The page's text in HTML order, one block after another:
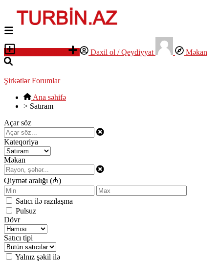
Daxil ol / Qeydiyyat Məkan
Şirkətlər Forumlar
Ana səhifə
> Satıram
Açar söz
Kateqoriya
Məkan
Qiymət aralığı (₼)
Satıcı ilə razılaşma
Pulsuz
Dövr
Satıcı tipi
Yalnız şəkil ilə